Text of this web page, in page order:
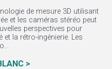
de mesure 3D utilisant
et les caméras stéréo peut
perspectives pour
et la rétro-ingénierie. Les
>